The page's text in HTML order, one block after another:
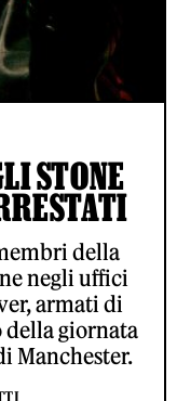
STONE
della
negli uffici
armati di
giornata
Manchester.